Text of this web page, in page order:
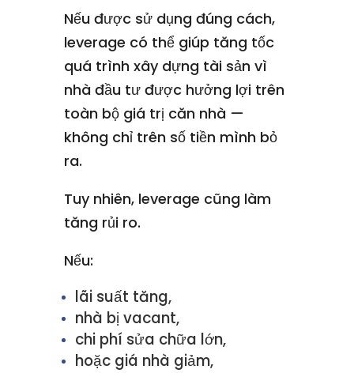
Nếu được sử dụng đúng cách,
leverage có thể giúp tăng tốc
quá trình xây dựng tài sản vì
nhà đầu tư được hưởng lợi trên
toàn bộ giá trị căn nhà —
không chỉ trên số tiền mình bỏ
ra.
Tuy nhiên, leverage cũng làm
tăng rủi ro.
Nếu:
lãi suất tăng,
nhà bị vacant,
chi phí sửa chữa lớn,
hoặc giá nhà giảm,